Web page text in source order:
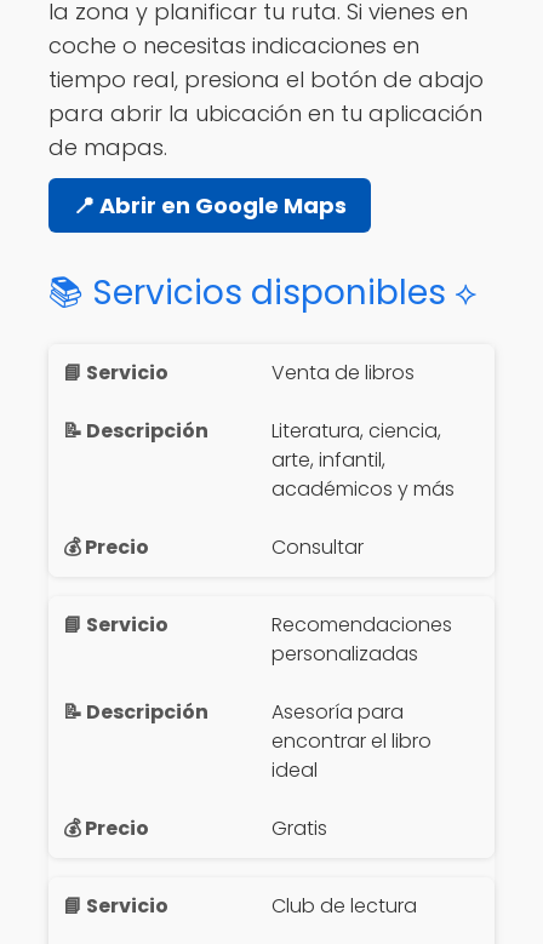
la zona y planificar tu ruta. Si vienes en
coche o necesitas indicaciones en
tiempo real, presiona el botón de abajo
para abrir la ubicación en tu aplicación
de mapas.
📍 Abrir en Google Maps
📚 Servicios disponibles ⟡
Venta de libros
Literatura, ciencia,
arte, infantil,
académicos y más
Consultar
Recomendaciones
personalizadas
Asesoría para
encontrar el libro
ideal
Gratis
Club de lectura